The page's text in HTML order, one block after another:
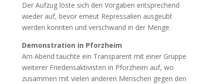
Der Aufzug löste sich den Vorgaben entsprechend
wieder auf, bevor erneut Repressalien ausgeübt
werden konnten und verschwand in der Menge.
Demonstration in Pforzheim
Am Abend tauchte ein Transparent mit einer Gruppe
weiterer Friedensaktivisten in Pforzheim auf, wo
zusammen mit vielen anderen Menschen gegen den